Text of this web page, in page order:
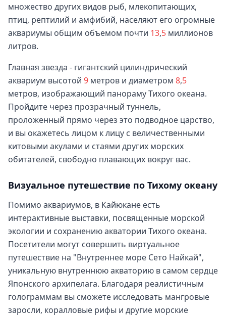
множество других видов рыб, млекопитающих,
птиц, рептилий и амфибий, населяют его огромные
аквариумы общим объемом почти 13,5 миллионов
литров.
Главная звезда - гигантский цилиндрический
аквариум высотой 9 метров и диаметром 8,5
метров, изображающий панораму Тихого океана.
Пройдите через прозрачный туннель,
проложенный прямо через это подводное царство,
и вы окажетесь лицом к лицу с величественными
китовыми акулами и стаями других морских
обитателей, свободно плавающих вокруг вас.
Визуальное путешествие по Тихому океану
Помимо аквариумов, в Кайюкане есть
интерактивные выставки, посвященные морской
экологии и сохранению акватории Тихого океана.
Посетители могут совершить виртуальное
путешествие на "Внутреннее море Сето Найкай",
уникальную внутреннюю акваторию в самом сердце
Японского архипелага. Благодаря реалистичным
голограммам вы сможете исследовать мангровые
заросли, коралловые рифы и другие морские